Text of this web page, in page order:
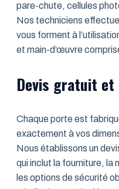
pare-chute, cellules
Nos techniciens
vous forment à
et main-d’œuvre
Devis gratuit
Chaque porte est
exactement à vos
Nous établissons un
qui inclut la fourniture, la
les options de sécurité